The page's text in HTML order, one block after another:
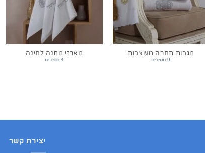
מגבות תחרה מעוצבות
9 מוצרים
מארזי מתנה לחינה
4 מוצרים
יצירת קשר